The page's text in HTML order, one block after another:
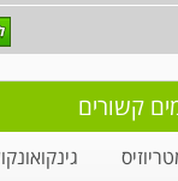
קשורים